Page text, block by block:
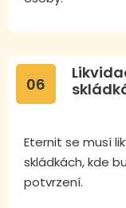
06
Eternit se musí
skládkách, kde
potvrzení.